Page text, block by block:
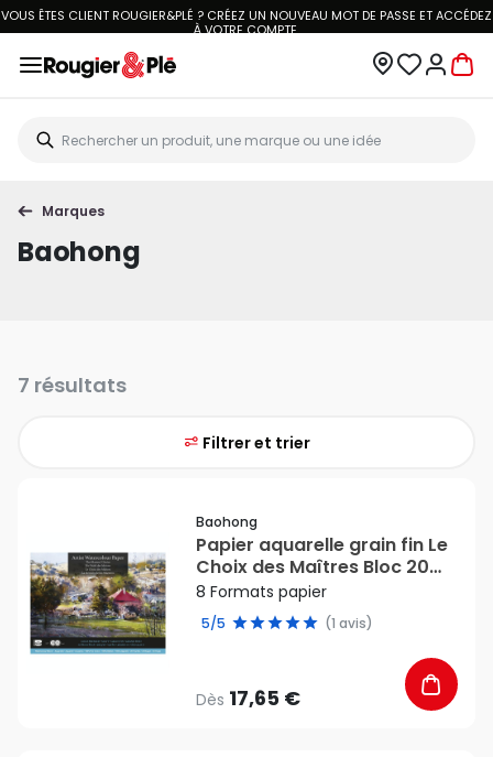
VOUS ÊTES CLIENT ROUGIER&PLÉ ? CRÉEZ UN NOUVEAU MOT DE PASSE ET ACCÉDEZ
ÀVOTRE COMPTE.
Marques
Baohong
7 résultats
Filtrer et trier
Baohong
Papier aquarelle grain fin Le
Choix des Maîtres Bloc 20
feuilles 300 g/m² - Baohong
8 Formats papier
5/5 (1 avis)
Dès 17,65 €